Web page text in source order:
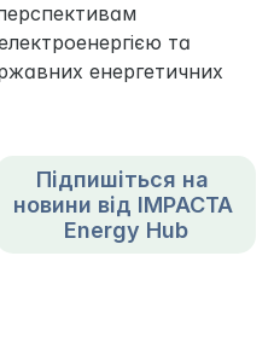
та
енергетичних
Підпишіться на
новини від IMPACTA
Energy Hub